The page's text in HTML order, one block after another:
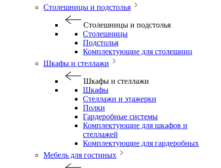
Столешницы и подстолья
Столешницы и подстолья
Столешницы
Подстолья
Комплектующие для столешниц
Шкафы и стеллажи
Шкафы и стеллажи
Шкафы
Стеллажи и этажерки
Полки
Гардеробные системы
Комплектующие для шкафов и
стеллажей
Комплектующие для гардеробных
Мебель для гостиных